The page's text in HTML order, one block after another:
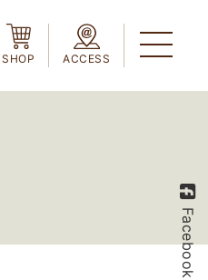
SHOP ACCESS
Facebook